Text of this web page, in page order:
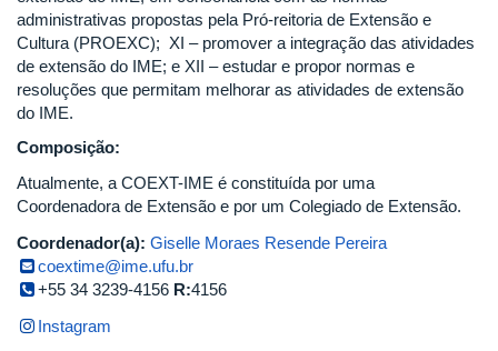
administrativas propostas pela Pró-reitoria de Extensão e
Cultura (PROEXC); XI – promover a integração das atividades
de extensão do IME; e XII – estudar e propor normas e
resoluções que permitam melhorar as atividades de extensão
do IME.
Composição:
Atualmente, a COEXT-IME é constituída por uma
Coordenadora de Extensão e por um Colegiado de Extensão.
Coordenador(a): Giselle Moraes Resende Pereira
coextime@ime.ufu.br
+55 34 3239-4156 R:4156
Instagram